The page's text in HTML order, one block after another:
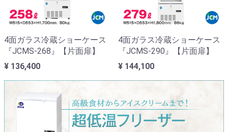
4面ガラス冷蔵ショーケース
『JCMS-268』【片面扉】
¥ 136,400
4面ガラス冷蔵ショーケース
『JCMS-290』【片面扉】
¥ 144,100